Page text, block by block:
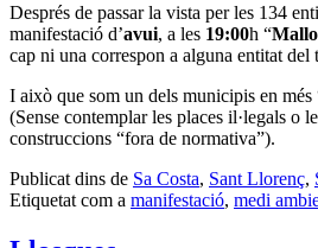
Després de passar la vista per les 134
manifestació d’avui, a les 19:00h “
cap ni una correspon a alguna entitat
I això que som un dels municipis en més
(Sense contemplar les places il·legals o
construccions “fora de normativa”).
Publicat dins de Sa Costa, Sant Llorenç,
Etiquetat com a manifestació, medi